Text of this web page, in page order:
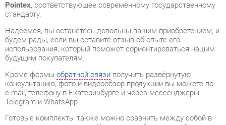
Кроме формыобратной связиполучить развёрнутую
консультацию, фото и видеообзор продукции вы можете по
e-mail, телефону в Екатеринбурге и через мессенджеры
Telegram и WhatsApp.
Готовые комплекты также можно сравнить между собой в
нашем шоу-руме и купить Комплект мебели для кабинета
руководителя POINTEX Boston 04 Ясень, самостоятельно
забрав его с нашего центрального склада в г. Екатеринбург.
Полный список адресов и магазинов смотрите на странице
контактов.